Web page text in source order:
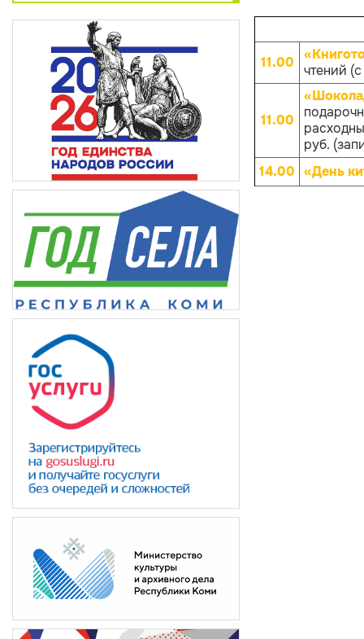
11.00
чтений
11.00
руб.
14.00 «День